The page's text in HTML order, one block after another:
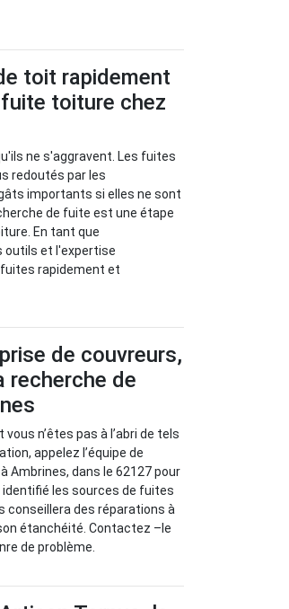
toit rapidement
toiture chez
ne s'aggravent. Les fuites
redoutés par les
importants si elles ne sont
de fuite est une étape
En tant que
outils et l'expertise
rapidement et
de couvreurs,
recherche de
n’êtes pas à l’abri de tels
appelez l’équipe de
Ambrines, dans le 62127 pour
identifié les sources de fuites
conseillera des réparations à
étanchéité. Contactez –le
de problème.